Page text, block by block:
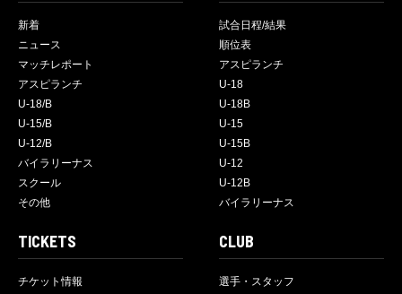
新着
ニュース
マッチレポート
アスピランチ
U-18/B
U-15/B
U-12/B
バイラリーナス
スクール
その他
試合日程/結果
順位表
アスピランチ
U-18
U-18B
U-15
U-15B
U-12
U-12B
バイラリーナス
TICKETS
チケット情報
CLUB
選手・スタッフ